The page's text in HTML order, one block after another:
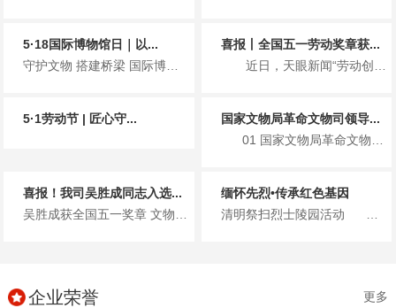
5·18国际博物馆日｜以...
守护文物 搭建桥梁 国际博物馆日主题宣传 2026年5月18日...
喜报丨全国五一劳动奖章获...
近日，天眼新闻“劳动创造幸福 奋斗赢得未来”专栏重磅报道了全国五一...
5·1劳动节 | 匠心守...
国家文物局革命文物司领导...
01 国家文物局革命文物司领导一行莅临遵义会议会址保护修缮项目检查指导工作 ...
喜报！我司吴胜成同志入选...
吴胜成获全国五一奖章 文物修复工匠典范 贵州保利文物古建有限公...
缅怀先烈•传承红色基因
清明祭扫烈士陵园活动 清明将至，保利文物党支部联合多方党支部开展主题党日活...
企业荣誉 更多